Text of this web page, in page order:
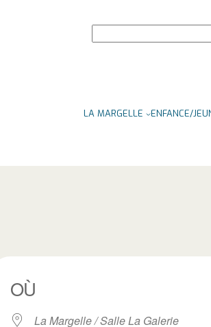
LA MARGELLE ENFANCE/
OÙ
La Margelle / Salle La Galerie